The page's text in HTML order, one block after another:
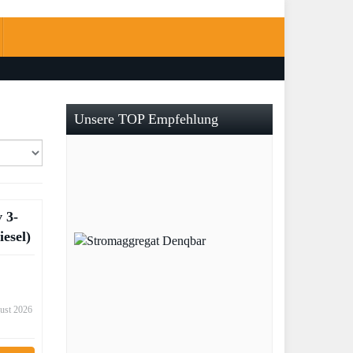
3-
2026
Unsere TOP Empfehlung